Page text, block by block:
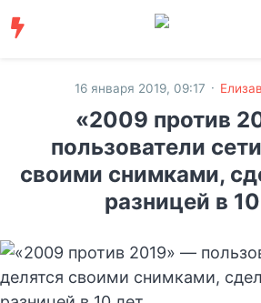
16 января 2019, 09:17 ·
«2009 против
пользователи
своими снимками,
разницей в